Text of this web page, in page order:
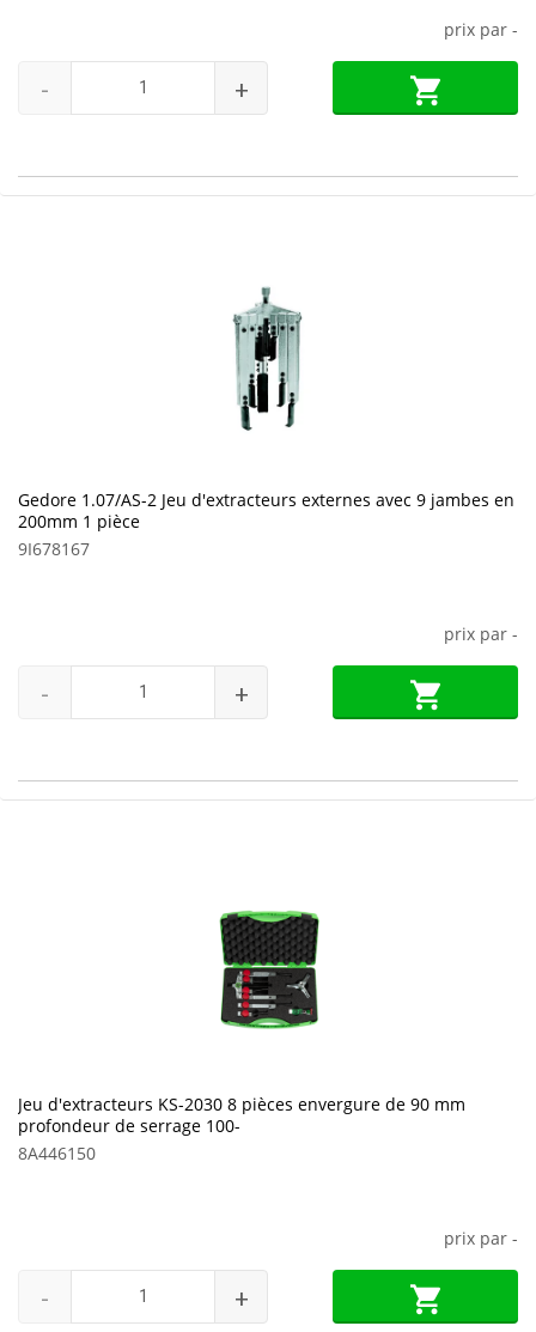
prix par -
- +
Gedore 1.07/AS-2 Jeu d'extracteurs externes avec 9 jambes en
200mm 1 pièce
9I678167
prix par -
- +
Jeu d'extracteurs KS-2030 8 pièces envergure de 90 mm
profondeur de serrage 100-
8A446150
prix par -
- +